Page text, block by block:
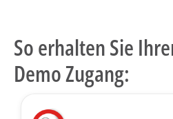
So erhalten Sie
Demo Zugang: